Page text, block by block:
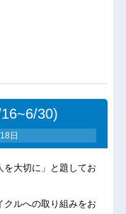
30)
日
を大切に」と題してお
クルへの取り組みをお